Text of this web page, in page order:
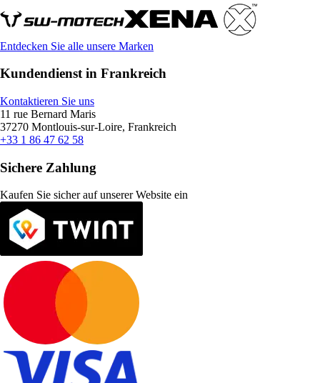
Entdecken Sie alle unsere Marken
Kundendienst in Frankreich
Kontaktieren Sie uns
11 rue Bernard Maris
37270 Montlouis-sur-Loire, Frankreich
+33 1 86 47 62 58
Sichere Zahlung
Kaufen Sie sicher auf unserer Website ein